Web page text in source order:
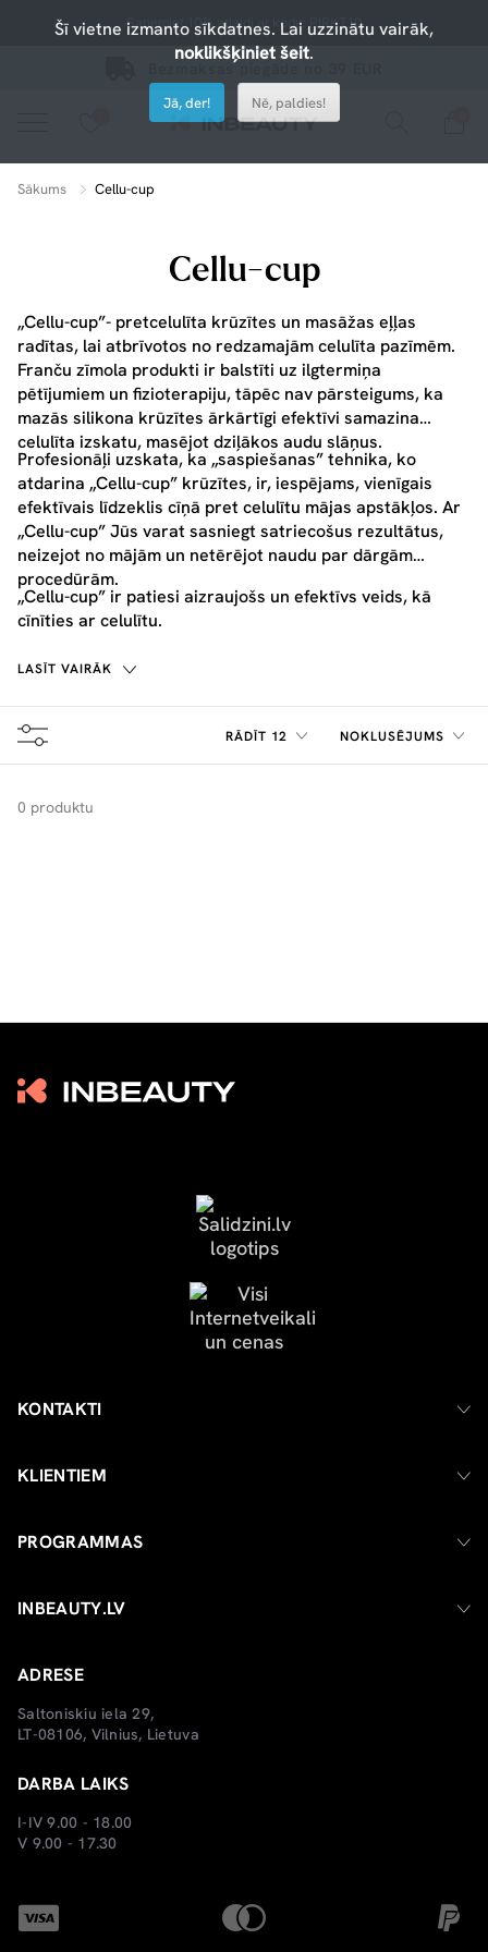
Saņemiet 10% atlaidi ar kodu: PIRKT10
Bezmaksas piegāde no 39 EUR
Sākums Cellu-cup
Cellu-cup
„Cellu-cup”- pretcelulīta krūzītes un masāžas eļļas
radītas, lai atbrīvotos no redzamajām celulīta pazīmēm.
Franču zīmola produkti ir balstīti uz ilgtermiņa
pētījumiem un fizioterapiju, tāpēc nav pārsteigums, ka
mazās silikona krūzītes ārkārtīgi efektīvi samazina
celulīta izskatu, masējot dziļākos audu slāņus.
Profesionāļi uzskata, ka „saspiešanas” tehnika, ko
atdarina „Cellu-cup” krūzītes, ir, iespējams, vienīgais
efektīvais līdzeklis cīņā pret celulītu mājas apstākļos. Ar
„Cellu-cup” Jūs varat sasniegt satriecošus rezultātus,
neizejot no mājām un netērējot naudu par dārgām
procedūrām.
„Cellu-cup” ir patiesi aizraujošs un efektīvs veids, kā
cīnīties ar celulītu.
LASĪT VAIRĀK
RĀDĪT 12 NOKLUSĒJUMS
0 produktu
KONTAKTI
KLIENTIEM
PROGRAMMAS
INBEAUTY.LV
ADRESE
Saltoniskiu iela 29,
LT-08106, Vilnius, Lietuva
DARBA LAIKS
I-IV 9.00 - 18.00
V 9.00 - 17.30
Šī vietne izmanto sīkdatnes. Lai uzzinātu vairāk,
noklikšķiniet šeit.
Jā, der! Nē, paldies!